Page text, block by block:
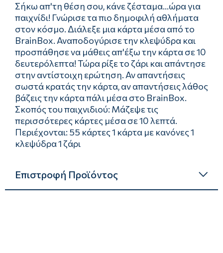
Σήκω απ'τη θέση σου, κάνε ζέσταμα...ώρα για
παιχνίδι! Γνώρισε τα πιο δημοφιλή αθλήματα
στον κόσμο. Διάλεξε μια κάρτα μέσα από το
BrainBox. Αναποδογύρισε την κλεψύδρα και
προσπάθησε να μάθεις απ'έξω την κάρτα σε 10
δευτερόλεπτα! Τώρα ρίξε το ζάρι και απάντησε
στην αντίστοιχη ερώτηση. Αν απαντήσεις
σωστά κρατάς την κάρτα, αν απαντήσεις λάθος
βάζεις την κάρτα πάλι μέσα στο BrainBox.
Σκοπός του παιχνιδιού: Μάζεψε τις
περισσότερες κάρτες μέσα σε 10 λεπτά.
Περιέχονται: 55 κάρτες 1 κάρτα με κανόνες 1
κλεψύδρα 1 ζάρι
Επιστροφή Προϊόντος